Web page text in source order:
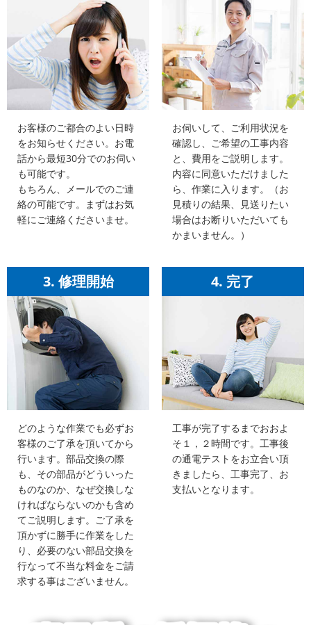
お客様のご都合のよい日時
をお知らせください。お電
話から最短30分でのお伺い
も可能です。
もちろん、メールでのご連
絡の可能です。まずはお気
軽にご連絡くださいませ。
お伺いして、ご利用状況を
確認し、ご希望の工事内容
と、費用をご説明します。
内容に同意いただけました
ら、作業に入ります。（お
見積りの結果、見送りたい
場合はお断りいただいても
かまいません。）
3. 修理開始
どのような作業でも必ずお
客様のご了承を頂いてから
行います。部品交換の際
も、その部品がどういった
ものなのか、なぜ交換しな
ければならないのかも含め
てご説明します。ご了承を
頂かずに勝手に作業をした
り、必要のない部品交換を
行なって不当な料金をご請
求する事はございません。
4. 完了
工事が完了するまでおおよ
そ１，２時間です。工事後
の通電テストをお立合い頂
きましたら、工事完了、お
支払いとなります。